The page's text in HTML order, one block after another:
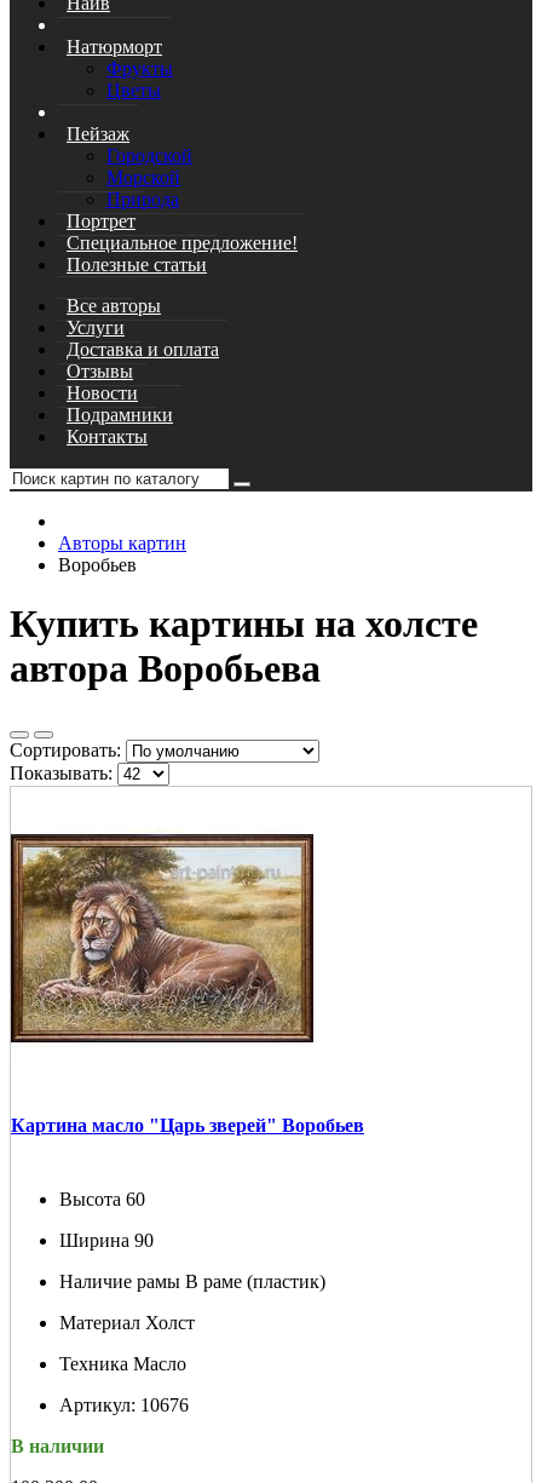
Натюрморт
Фрукты
Цветы
Пейзаж
Городской
Морской
Природа
Портрет
Специальное предложение!
Полезные статьи
Все авторы
Услуги
Доставка и оплата
Отзывы
Новости
Подрамники
Контакты
Авторы картин
Воробьев
Купить картины на холсте
автора Воробьева
Сортировать:
Показывать:
Картина масло "Царь зверей" Воробьев
Высота 60
Ширина 90
Наличие рамы В раме (пластик)
Материал Холст
Техника Масло
Артикул: 10676
В наличии